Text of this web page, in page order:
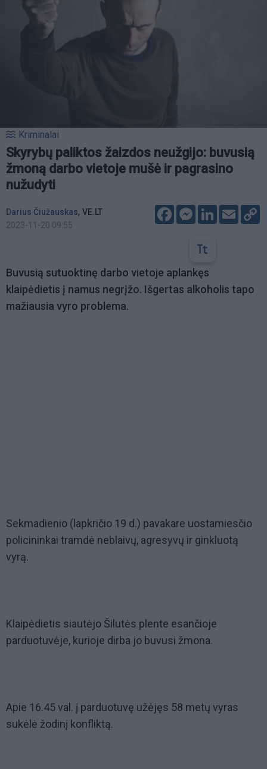
Kriminalai
Skyrybų paliktos žaizdos neužgijo: buvusią
žmoną darbo vietoje mušė ir pagrasino
nužudyti
Darius Čiužauskas, VE.LT
2023-11-20 09:55
FacebookMessenger
LinkedIn
Email
Buvusią sutuoktinę darbo vietoje aplankęs
klaipėdietis į namus negrįžo. Išgertas alkoholis tapo
mažiausia vyro problema.
Sekmadienio (lapkričio 19 d.) pavakare uostamiesčio
policininkai tramdė neblaivų, agresyvų ir ginkluotą
vyrą.
Klaipėdietis siautėjo Šilutės plente esančioje
parduotuvėje, kurioje dirba jo buvusi žmona.
Apie 16.45 val. į parduotuvę užėjęs 58 metų vyras
sukėlė žodinį konfliktą.